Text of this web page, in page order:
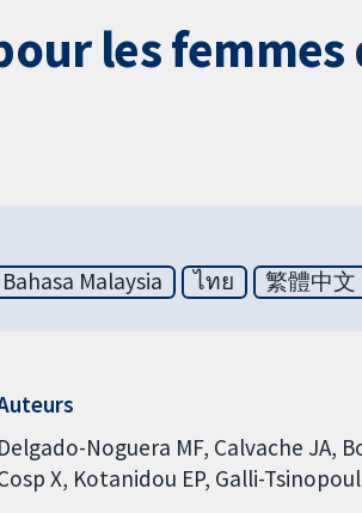
les femmes
Bahasa Malaysia ไทย 繁體中文
Delgado-Noguera MF Calvache JA
X Kotanidou EP Galli-